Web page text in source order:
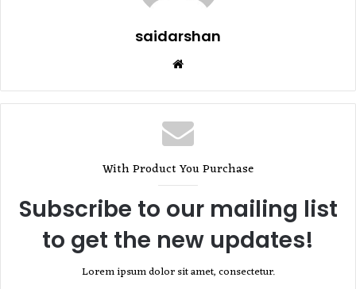
saidarshan
With Product You Purchase
Subscribe to our mailing list
to get the new updates!
Lorem ipsum dolor sit amet, consectetur.